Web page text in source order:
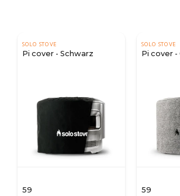
SOLO STOVE
Pi cover - Schwarz
59
SOLO STOVE
Pi cover -
59